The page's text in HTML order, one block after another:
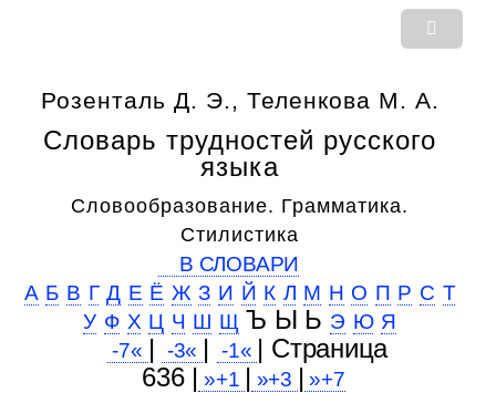
Розенталь Д. Э., Теленкова М. А.
Словарь трудностей русского
языка
Словообразование. Грамматика.
Стилистика
В СЛОВАРИ
А Б В Г Д Е Ё Ж З И Й К Л М Н О П Р С Т
У Ф Х Ц Ч Ш Щ Ъ Ы Ь Э Ю Я
-7« | -3« | -1« | Cтраница
636 | »+1 | »+3 | »+7